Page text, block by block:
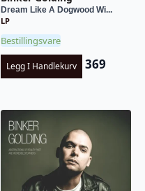
Dream Like A Dogwood Wi...
LP
Bestillingsvare
Legg I Handlekurv 369